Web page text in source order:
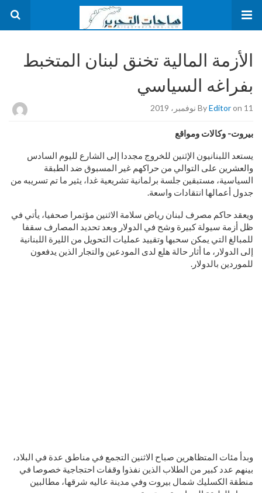
الأزمة المالية تخنق لبنان المتخبط
بفراغه السياسي
ByEditoron 11 نوفمبر، 2019
بيروت- وكالات ومواقع
يستعد اللبنانيون الإثنين للخروج مجددا إلى الشارع لليوم السادس
والعشرين على التوالي من حراكهم غير المسبوق ضد الطبقة
السياسية، مستبقين جلسة برلمانية تشريعية غدا، يثير ما تم تسريبه من
جدول أعمالها انتقادات واسعة.
ويعقد حاكم مصرف لبنان رياض سلامة الاثنين مؤتمرا صحفيا، يأتي في
ظل أزمة سيولة كبيرة وشح في الدولار وبعد تحديد المصارف سقفا
للمبالغ التي يمكن سحبها وتقييد عمليات التحويل من الليرة اللبنانية
إلى الدولار، ما أثار حالة هلع لدى المودعين والتجار الذين يدفعون
للموردين بالدولار.
وبدأ مئات المتظاهرين صباح الاثنين التجمع في مناطق عدة في البلاد،
بينهم عدد كبير من الطلاب الذين نفذوا وقفات احتجاجية خصوصا في
منطقة الكسليك شمال بيروت وفي مدينة عاليه شرقها، مطالبين